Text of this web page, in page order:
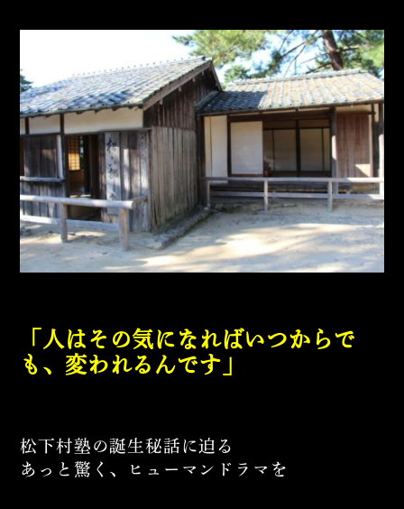
「人はその気になればいつからで
も、変われるんです」
松下村塾の誕生秘話に迫る
あっと驚く、ヒューマンドラマを